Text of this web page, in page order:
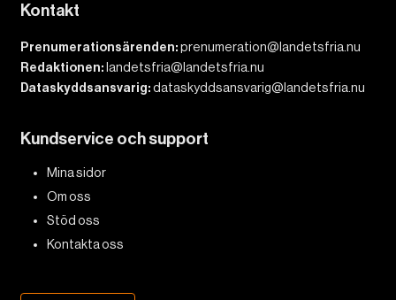
Kontakt
Prenumerationsärenden:prenumeration@landetsfria.nu
Redaktionen: landetsfria@landetsfria.nu
Dataskyddsansvarig:dataskyddsansvarig@landetsfria.nu
Kundservice och support
Mina sidor
Om oss
Stöd oss
Kontakta oss